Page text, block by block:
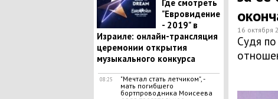
Где смотреть
"Евровидение
- 2019" в
Израиле: онлайн-трансляция
церемонии открытия
музыкального конкурса
08:25
"Мечтал стать летчиком", -
мать погибшего
бортпроводника Моисеева
16 октября
Судя